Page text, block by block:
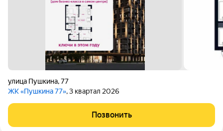
улица Пушкина,77
ЖК «Пушкина 77», 3 квартал 2026
Позвонить